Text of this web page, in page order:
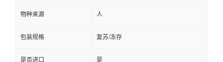
物种来源 人
包装规格 复苏/冻存
是否进口 是